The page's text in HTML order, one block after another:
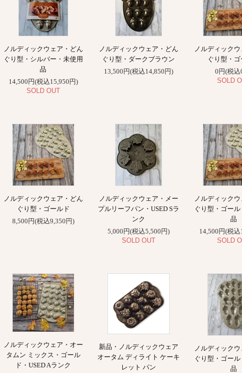
ノルディックウェア・どん
ぐり型・シルバー・未使用
品
14,500円(税込15,950円)
SOLD OUT
ノルディックウェア・どん
ぐり型・ダークブラウン
13,500円(税込14,850円)
ノルディック
ぐり型・
0円(税込
SOLD
ノルディックウェア・どん
ぐり型・ゴールド
8,500円(税込9,350円)
ノルディックウェア・メー
プルリーフパン・USED Sラ
ンク
5,000円(税込5,500円)
SOLD OUT
ノルディック
ぐり型・ゴー
品
14,500円(税
SOLD
ノルディックウェア・オー
タムン ミックス・ゴール
ド・USED Aランク
新品・ノルディックウェア
オータム ディライト ケーキ
レット パン
ノルディック
ぐり型・ゴー
品